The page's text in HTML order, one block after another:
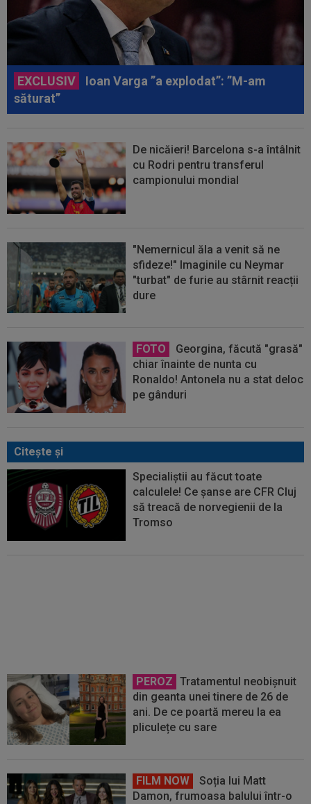
EXCLUSIV
Ioan Varga ”a explodat”: ”M-am
săturat”
De nicăieri! Barcelona s-a întâlnit
cu Rodri pentru transferul
campionului mondial
"Nemernicul ăla a venit să ne
sfideze!" Imaginile cu Neymar
"turbat" de furie au stârnit reacții
dure
FOTO
Georgina, făcută "grasă"
chiar înainte de nunta cu
Ronaldo! Antonela nu a stat deloc
pe gânduri
Citeşte şi
Specialiștii au făcut toate
calculele! Ce șanse are CFR Cluj
să treacă de norvegienii de la
Tromso
PEROZ Tratamentul neobișnuit
din geanta unei tinere de 26 de
ani. De ce poartă mereu la ea
pliculețe cu sare
FILM NOW
Soția lui Matt
Damon, frumoasa balului într-o